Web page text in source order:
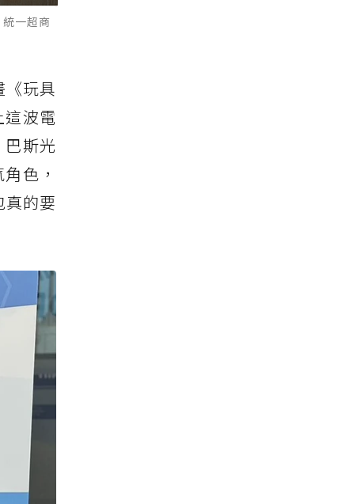
一超商
玩具
波電
斯光
色，
的要